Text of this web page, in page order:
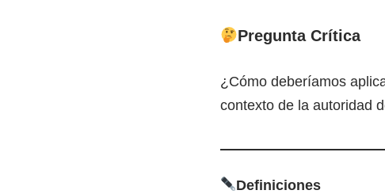
Pregunta Crítica
¿Cómo deberíamos
contexto de la autoridad
Definiciones